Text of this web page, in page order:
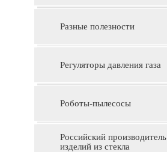
Разные полезности
Регуляторы давления газа
Роботы-пылесосы
Российский производитель
изделий из стекла